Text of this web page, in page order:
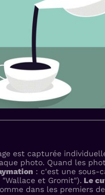
est capturée
photo. Quand les
: c'est une sous-
et Gromit"). Le
dans les premiers